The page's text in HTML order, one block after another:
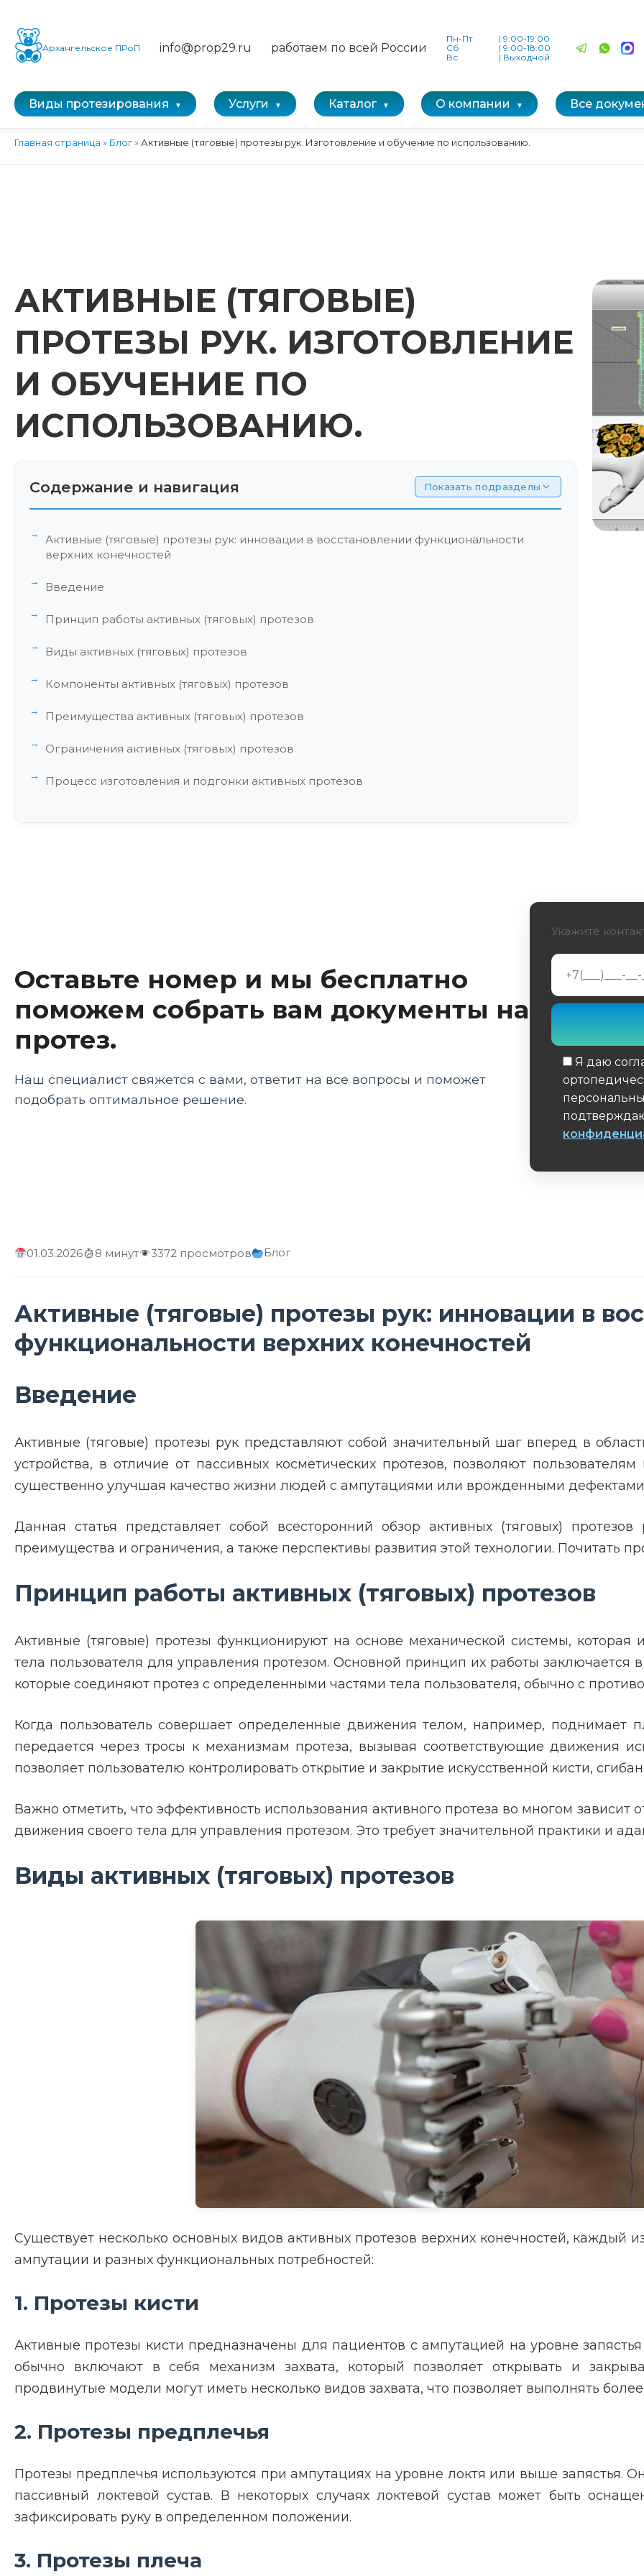
Архангельское ПРоП info@prop29.ru работаем по всей России
Пн-Пт | 9:00-19:00
Сб
| 9:00-18:00
Вс
| Выходной
Виды протезирования Услуги Каталог О компании Все
Главная страница » Блог»Активные (тяговые) протезы рук. Изготовление и обучение по использованию.
АКТИВНЫЕ (ТЯГОВЫЕ)
ПРОТЕЗЫ РУК. ИЗГОТОВЛЕНИЕ
И ОБУЧЕНИЕ ПО
ИСПОЛЬЗОВАНИЮ.
Содержание и навигация Показать подразделы
Активные (тяговые) протезы рук: инновации в восстановлении функциональности
верхних конечностей
Введение
Принцип работы активных (тяговых) протезов
Виды активных (тяговых) протезов
Компоненты активных (тяговых) протезов
Преимущества активных (тяговых) протезов
Ограничения активных (тяговых) протезов
Процесс изготовления и подгонки активных протезов
Будущее активных протезов
Сравнительный анализ активных протезов разных производителей
Активные протезы в различных культурных контекстах
Заключение
Оставьте номер и мы бесплатно
поможем собрать вам документы на
протез.
Наш специалист свяжется с вами, ответит на все вопросы и поможет
подобрать оптимальное решение.
Укажите
Я даю
01.03.2026 8 минут 3372 просмотров Блог
Активные (тяговые) протезы рук: инновации в
функциональности верхних конечностей
Введение
Активные (тяговые) протезы рук представляют собой значительный шаг вперед в
устройства, в отличие от пассивных косметических протезов, позволяют
существенно улучшая качество жизни людей с ампутациями или врожденными дефектами
Данная статья представляет собой всесторонний обзор активных (тяговых)
преимущества и ограничения, а также перспективы развития этой технологии. Почитать
Принцип работы активных (тяговых) протезов
Активные (тяговые) протезы функционируют на основе механической системы, которая
тела пользователя для управления протезом. Основной принцип их работы заключается
которые соединяют протез с определенными частями тела пользователя, обычно с
Когда пользователь совершает определенные движения телом, например, поднимает
передается через тросы к механизмам протеза, вызывая соответствующие движения
позволяет пользователю контролировать открытие и закрытие искусственной кисти,
Важно отметить, что эффективность использования активного протеза во многом зависит
движения своего тела для управления протезом. Это требует значительной практики и
Виды активных (тяговых) протезов
Существует несколько основных видов активных протезов верхних конечностей, каждый
ампутации и разных функциональных потребностей:
1. Протезы кисти
Активные протезы кисти предназначены для пациентов с ампутацией на уровне
обычно включают в себя механизм захвата, который позволяет открывать и
продвинутые модели могут иметь несколько видов захвата, что позволяет выполнять
2. Протезы предплечья
Протезы предплечья используются при ампутациях на уровне локтя или выше запястья.
пассивный локтевой сустав. В некоторых случаях локтевой сустав может быть
зафиксировать руку в определенном положении.
3. Протезы плеча